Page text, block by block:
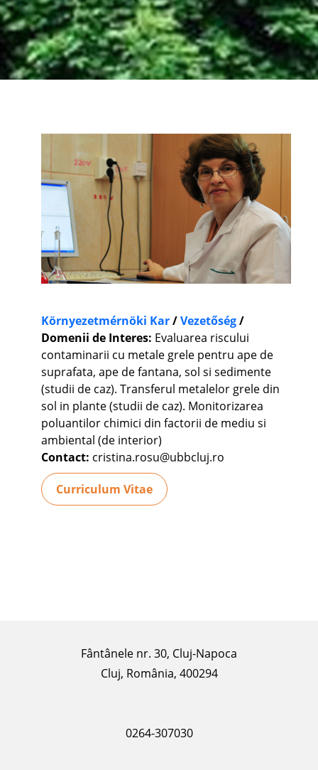
Környezetmérnöki Kar/Vezetőség/
Domenii de Interes: Evaluarea riscului
contaminarii cu metale grele pentru ape de
suprafata, ape de fantana, sol si sedimente
(studii de caz). Transferul metalelor grele din
sol in plante (studii de caz). Monitorizarea
poluantilor chimici din factorii de mediu si
ambiental (de interior)
Contact: cristina.rosu@ubbcluj.ro
Curriculum Vitae
Fântânele nr. 30, Cluj-Napoca
Cluj, România, 400294
0264-307030